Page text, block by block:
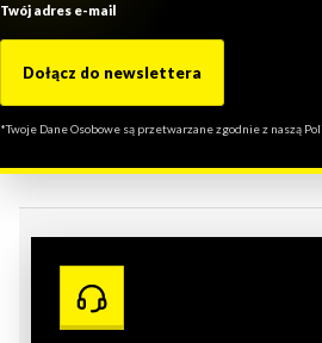
Twój adres e-mail
Dołącz do newslettera
*Twoje Dane Osobowe są przetwarzane zgodnie z naszą